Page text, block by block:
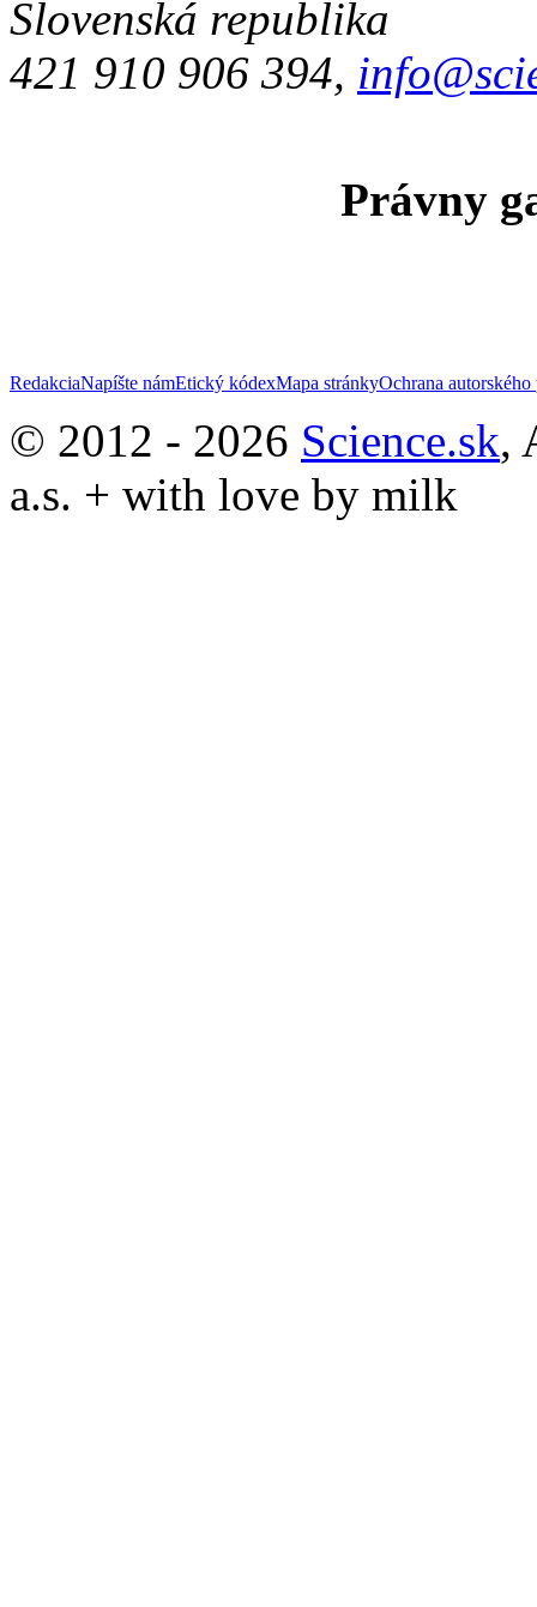
Slovenská republika
421 910 906 394,
Právny
RedakciaNapíšte námEtický kódexMapa stránkyOchrana autorského
© 2012 - 2026 Science.sk,
a.s. + with love by milk